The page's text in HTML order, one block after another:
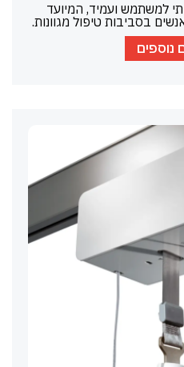
למשתמש ועמיד, המיועד
בסביבות טיפול מגוונות.
נוספים